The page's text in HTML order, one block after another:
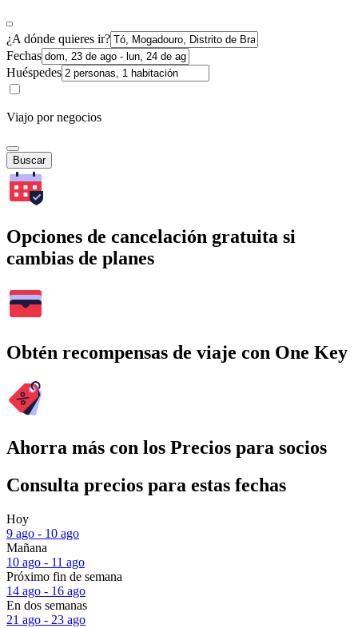
¿A dónde quieres ir?
Fechas
Huéspedes
Viajo por negocios
Buscar
Opciones de cancelación gratuita si
cambias de planes
Obtén recompensas de viaje con One Key
Ahorra más con los Precios para socios
Consulta precios para estas fechas
Hoy
9 ago - 10 ago
Mañana
10 ago - 11 ago
Próximo fin de semana
14 ago - 16 ago
En dos semanas
21 ago - 23 ago